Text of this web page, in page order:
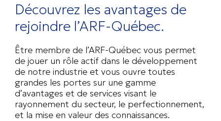
Découvrez les avantages de
rejoindre l’ARF-Québec.
Être membre de l’ARF-Québec vous permet
de jouer un rôle actif dans le développement
de notre industrie et vous ouvre toutes
grandes les portes sur une gamme
d’avantages et de services visant le
rayonnement du secteur, le perfectionnement,
et la mise en valeur des connaissances.